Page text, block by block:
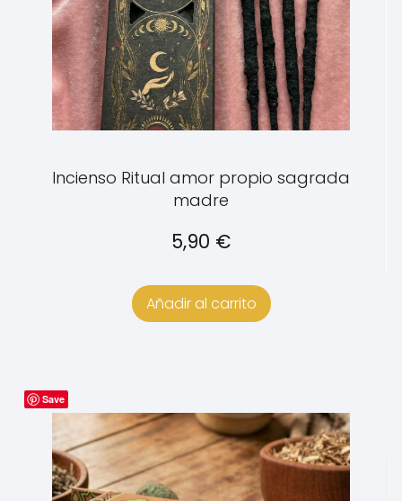
Incienso Ritual amor propio sagrada
madre
5,90 €
Añadir al carrito
Save